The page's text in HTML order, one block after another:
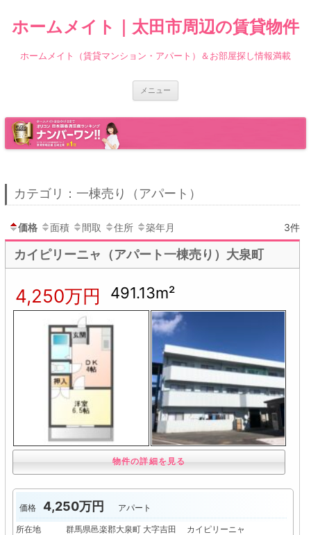
ホームメイト｜太田市周辺の賃貸物件
ホームメイト（賃貸マンション・アパート）＆お部屋探し情報満載
メニュー
キ
カテゴリ：一棟売り（アパート）
価格 面積 間取 住所 築年月 3件
カイピリーニャ（アパート一棟売り）大泉町
4,250万円 491.13m²
物件の詳細を見る
価格 4,250万円 アパート
所在地
群馬県邑楽郡大泉町 大字吉田 カイピリーニャ